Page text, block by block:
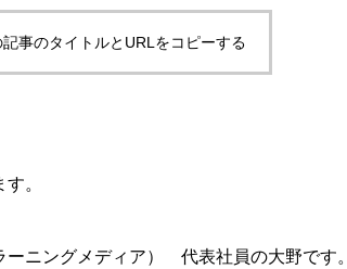
記事のタイトルとURLをコピーする
。
ニングメディア） 代表社員の大野です。